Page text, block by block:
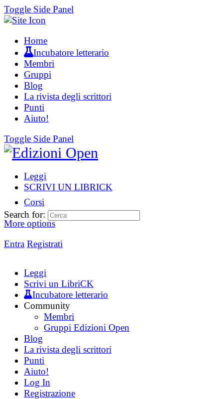
Toggle Side Panel
Home
Incubatore letterario
Membri
Gruppi
Blog
La rivista degli scrittori
Punti
Aiuto!
Toggle Side Panel
Leggi
SCRIVI UN LIBRICK
Corsi
More options
Entra Registrati
Search for:
Leggi
Scrivi un LibriCK
Incubatore letterario
Community
Membri
Gruppi Edizioni Open
Blog
La rivista degli scrittori
Punti
Aiuto!
Log In
Registrazione